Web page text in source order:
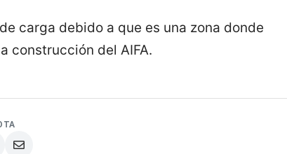
carga debido a que es una zona donde
construcción del AIFA.